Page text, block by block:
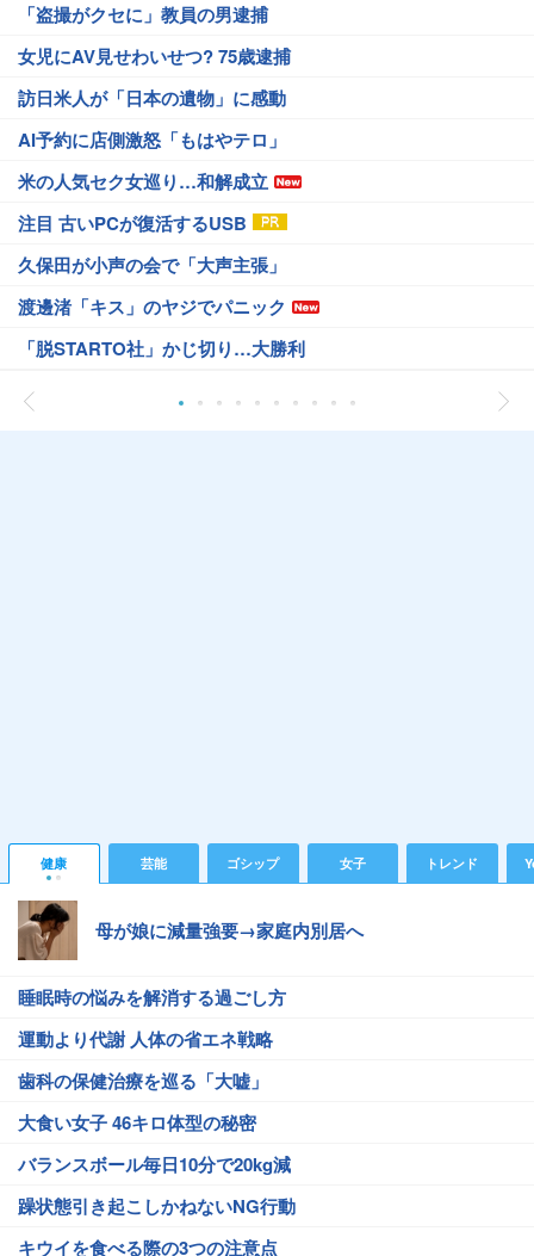
「盗撮がクセに」教員の男逮捕
女児にAV見せわいせつ? 75歳逮捕
訪日米人が「日本の遺物」に感動
AI予約に店側激怒「もはやテロ」
米の人気セク女巡り…和解成立
注目 古いPCが復活するUSB
久保田が小声の会で「大声主張」
渡邊渚「キス」のヤジでパニック
「脱STARTO社」かじ切り…大勝利
健康 芸能 ゴシップ 女子 トレンド
母が娘に減量強要→家庭内別居へ
睡眠時の悩みを解消する過ごし方
運動より代謝 人体の省エネ戦略
歯科の保健治療を巡る「大嘘」
大食い女子 46キロ体型の秘密
バランスボール毎日10分で20kg減
躁状態引き起こしかねないNG行動
キウイを食べる際の3つの注意点